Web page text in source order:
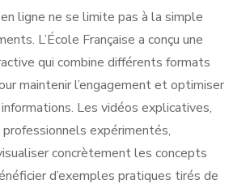
ligne ne se limite pas à la simple
L’École Française a conçu une
qui combine différents formats
maintenir l’engagement et optimiser
Les vidéos explicatives,
expérimentés,
concrètement les concepts
d’exemples pratiques tirés de